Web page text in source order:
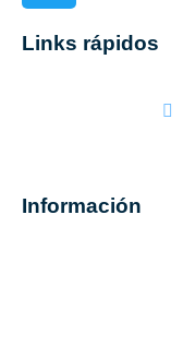
Links rápidos
Información